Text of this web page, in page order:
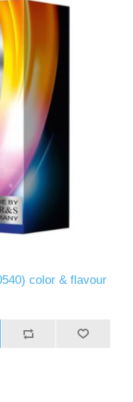
color & flavour